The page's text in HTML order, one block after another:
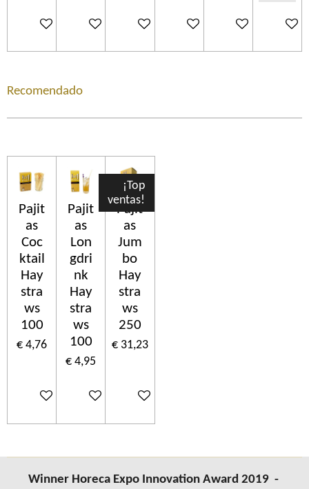
In winkelwagenIn winkelwagenIn winkelwagenIn winkelwagenIn winkelwagen
In
Recomendado
Pajit
as
Coc
ktail
Hay
stra
ws
100
€ 4,76
In winkelwagen
Pajit
as
Lon
gdri
nk
Hay
stra
ws
100
€ 4,95
In winkelwagen
¡Top
ventas!
Pajit
as
Jum
bo
Hay
stra
ws
250
€ 31,23
In winkelwagen
Winner Horeca Expo Innovation Award 2019 -